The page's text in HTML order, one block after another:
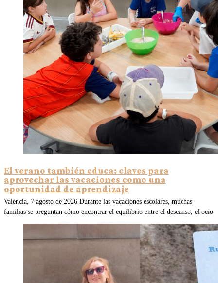
El verano también educa: claves para
aprovechar las vacaciones como una
oportunidad de aprendizaje
Valencia, 7 agosto de 2026 Durante las vacaciones escolares, muchas
familias se preguntan cómo encontrar el equilibrio entre el descanso, el ocio